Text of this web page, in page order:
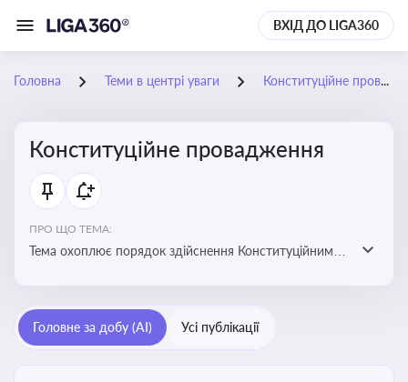
ВХІД ДО LIGA360
Головна Теми в центрі уваги Конституційне провадження
Конституційне провадження
ПРО ЩО ТЕМА:
Тема охоплює порядок здійснення Конституційним
Головне за добу (AI) Усі публікації